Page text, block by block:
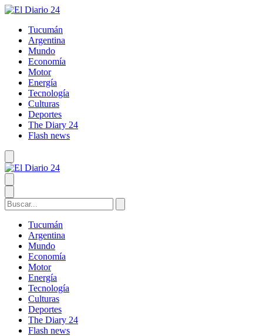
Tucumán
Argentina
Mundo
Economía
Motor
Energía
Tecnología
Culturas
Deportes
The Diary 24
Flash news
Tucumán
Argentina
Mundo
Economía
Motor
Energía
Tecnología
Culturas
Deportes
The Diary 24
Flash news